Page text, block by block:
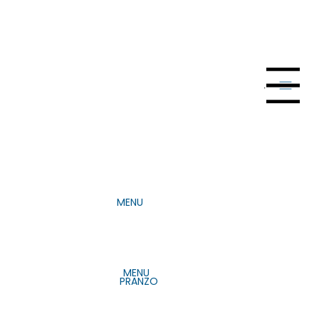
Menu
MENU
MENU
PRANZO
MENU
PRANZO